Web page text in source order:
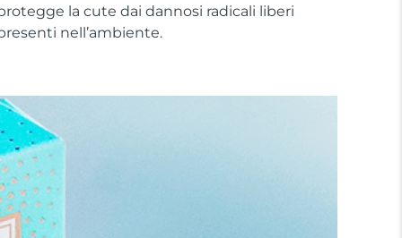
la cute dai dannosi radicali liberi
nell’ambiente.